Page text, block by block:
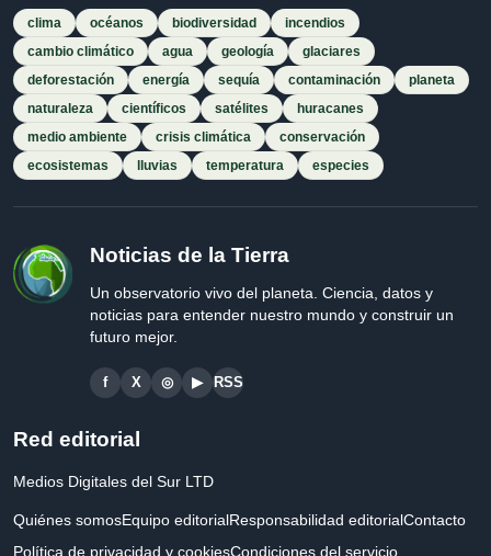
clima océanos biodiversidad
incendios
cambio climático
agua geología
glaciares
deforestación
energía sequía contaminación
planeta
naturaleza
científicos satélites
huracanes
medio ambiente
crisis climática
conservación
ecosistemas
lluvias temperatura especies
Noticias de la Tierra
Un observatorio vivo del planeta. Ciencia, datos y
noticias para entender nuestro mundo y construir un
futuro mejor.
f X ◎ ▶ RSS
Red editorial
Medios Digitales del Sur LTD
Quiénes somosEquipo editorialResponsabilidad editorialContacto
Política de privacidad y cookiesCondiciones del servicio